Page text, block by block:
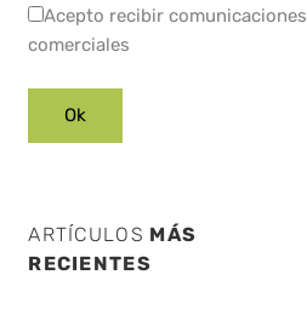
Acepto recibir comunicaciones
comerciales
ARTÍCULOS MÁS
RECIENTES